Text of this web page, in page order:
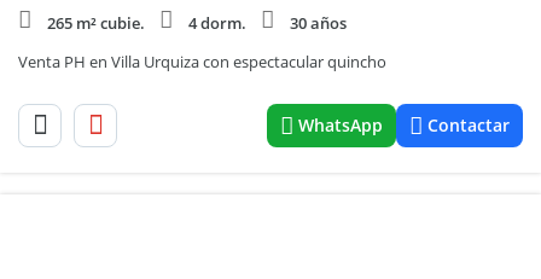
265 m² cubie.
4 dorm.
30 años
Venta PH en Villa Urquiza con espectacular quincho
WhatsApp Contactar